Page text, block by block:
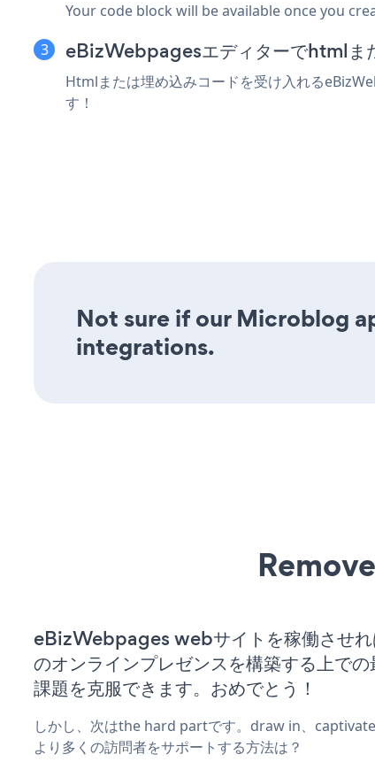
Your code block will be available once you
eBizWebpagesエディターでhtmlま
Htmlまたは埋め込みコードを受け入れる
す！
Not sure if our Microblog
integrations.
eBizWebpages webサイトを稼働させれ
のオンラインプレゼンスを構築する上で
課題を克服できます。おめでとう！
しかし、次はthe hard partです。draw in、
より多くの訪問者をサポートする方法は？